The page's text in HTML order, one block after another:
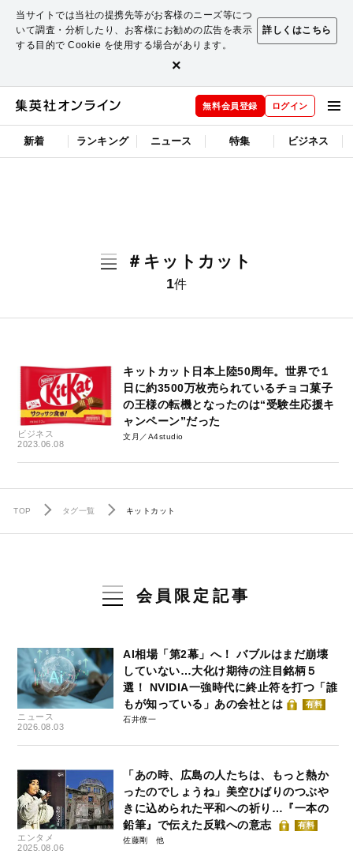
当サイトでは当社の提携先等がお客様のニーズ等につ
いて調査・分析したり、お客様にお勧めの広告を表示
する目的で Cookie を使用する場合があります。
詳しくはこちら
×
無料会員登録 ログイン
新着 ランキング ニュース 特集 ビジネス
＃キットカット
1件
ビジネス
2023.06.08
キットカット日本上陸50周年。世界で１
日に約3500万枚売られているチョコ菓子
の王様の転機となったのは“受験生応援キ
ャンペーン”だった
文月／A4studio
TOP タグ一覧 キットカット
会員限定記事
ニュース
2026.08.03
AI相場「第2幕」へ！ バブルはまだ崩壊
していない…大化け期待の注目銘柄５
選！ NVIDIA一強時代に終止符を打つ「誰
もが知っている」あの会社とは
有料
石井僚一
エンタメ
2025.08.06
「あの時、広島の人たちは、もっと熱か
ったのでしょうね」美空ひばりのつぶや
きに込められた平和への祈り…『一本の
鉛筆』で伝えた反戦への意志
有料
佐藤剛